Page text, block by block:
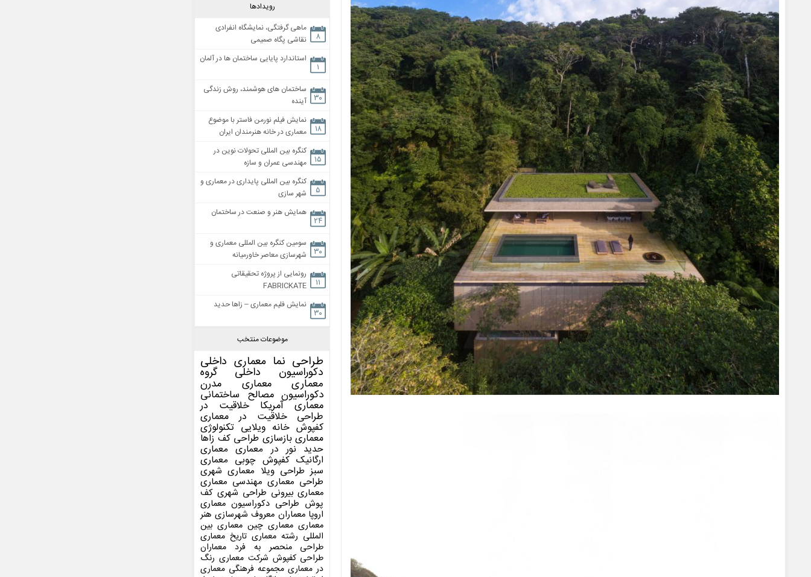
رویدادها
۸
ماهی گرفتگی، نمایشگاه انفرادی
نقاشی پگاه صمیمی
۱
استاندارد پایایی ساختمان ها در آلمان
۳۰
ساختمان های هوشمند، روش زندگی
آینده
۱۸
نمایش فیلم نورمن فاستر با موضوع
معماری در خانه هنرمندان ایران
۱۵
کنگره بین المللی تحولات نوین در
مهندسی عمران و سازه
۵
کنگره بین المللی پایداری در معماری و
شهر سازی
۲۴
همایش هنر و صنعت در ساختمان
۳۰
سومین کنگره بین المللی معماری و
شهرسازی معاصر خاورمیانه
۱۱
رونمایی از پروژه تحقیقاتی
FABRICKATE
۳۰
نمایش فلیم معماری – زاها حدید
موضوعات منتخب
طراحی نما معماری داخلی
دکوراسیون داخلی گروه
معماری معماری مدرن
دکوراسیون مصالح ساختمانی
معماری آمریکا خلاقیت در
طراحی خلاقیت در معماری
کفپوش خانه ویلایی تکنولوژی
معماری بازسازی طراحی کف زاها
حدید نور در معماری معماری
ارگانیک کفپوش چوبی معماری
سبز طراحی ویلا معماری شهری
طراحی معماری مهندسی معماری
معماری بیرونی طراحی شهری کف
پوش طراحی دکوراسیون معماری
اروپا معماران معروف شهرسازی هنر
معماری معماری چین معماری بین
المللی رشته معماری تاریخ معماری
طراحی منحصر به فرد معماران
طراحی کفپوش شرکت معماری رنگ
در معماری مجموعه فرهنگی معماری